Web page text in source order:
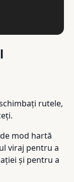
rutele,
mod hartă
viraj pentru a
și pentru a